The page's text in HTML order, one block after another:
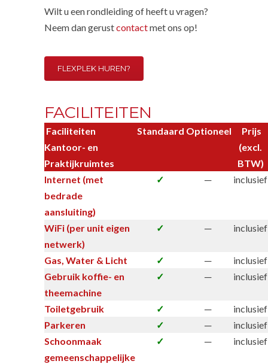
Wilt u een rondleiding of heeft u vragen?
Neem dan gerustcontactmet ons op!
FLEXPLEK HUREN?
FACILITEITEN
Faciliteiten
Kantoor- en
Praktijkruimtes
Standaard Optioneel
Prijs
(excl.
BTW)
Internet (met
bedrade
aansluiting)
✓ ─ inclusief
WiFi (per unit eigen
netwerk)
✓ ─ inclusief
Gas, Water & Licht ✓ ─
inclusief
Gebruik koffie- en
theemachine
✓ ─ inclusief
Toiletgebruik ✓ ─
inclusief
Parkeren
✓ ─
inclusief
Schoonmaak
gemeenschappelijke
✓ ─ inclusief